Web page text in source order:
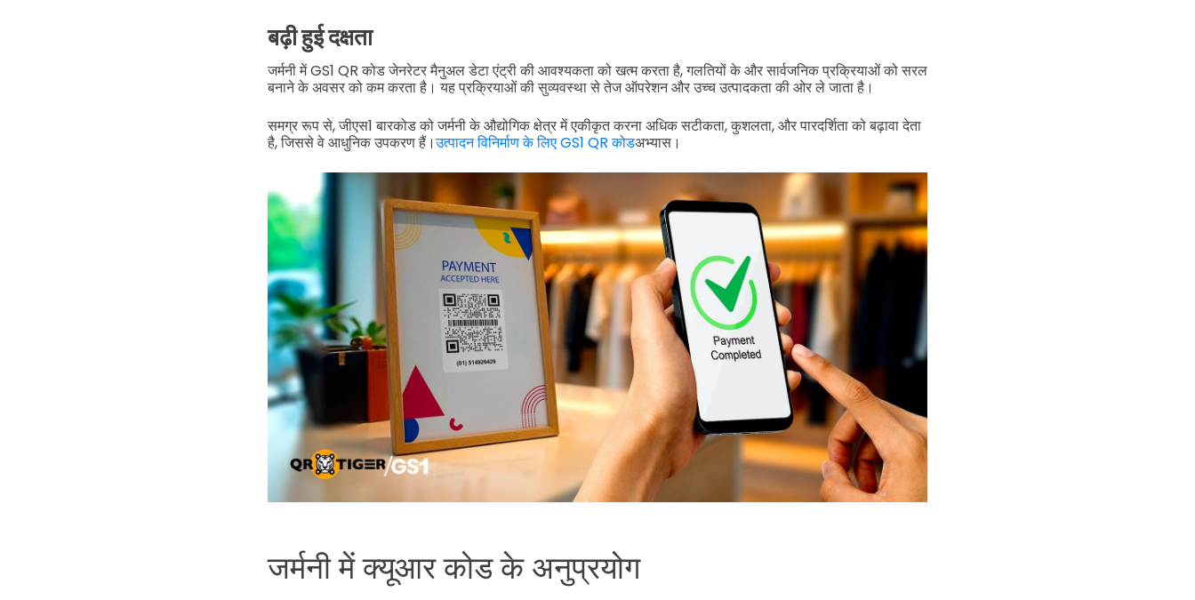
बढ़ी हुई दक्षता
जर्मनी में GS1 QR कोड जेनरेटर मैनुअल डेटा एंट्री की आवश्यकता को खत्म करता है, गलतियों के और सार्वजनिक प्रक्रियाओं को सरल
बनाने के अवसर को कम करता है। यह प्रक्रियाओं की सुव्यवस्था से तेज ऑपरेशन और उच्च उत्पादकता की ओर ले जाता है।
समग्र रूप से, जीएस1 बारकोड को जर्मनी के औद्योगिक क्षेत्र में एकीकृत करना अधिक सटीकता, कुशलता, और पारदर्शिता को बढ़ावा देता
है, जिससे वे आधुनिक उपकरण हैं।उत्पादन विनिर्माण के लिए GS1 QR कोडअभ्यास।
जर्मनी में क्यूआर कोड के अनुप्रयोग